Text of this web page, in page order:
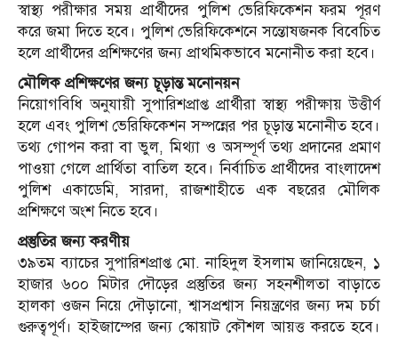
স্বাস্থ্য পরীক্ষার সময় প্রার্থীদের পুলিশ ভেরিফিকেশন ফরম পূরণ
করে জমা দিতে হবে। পুলিশ ভেরিফিকেশনে সন্তোষজনক বিবেচিত
হলে প্রার্থীদের প্রশিক্ষণের জন্য প্রাথমিকভাবে মনোনীত করা হবে।
মৌলিক প্রশিক্ষণের জন্য চূড়ান্ত মনোনয়ন
নিয়োগবিধি অনুযায়ী সুপারিশপ্রাপ্ত প্রার্থীরা স্বাস্থ্য পরীক্ষায় উত্তীর্ণ
হলে এবং পুলিশ ভেরিফিকেশন সম্পন্নের পর চূড়ান্ত মনোনীত হবে।
তথ্য গোপন করা বা ভুল, মিথ্যা ও অসম্পূর্ণ তথ্য প্রদানের প্রমাণ
পাওয়া গেলে প্রার্থিতা বাতিল হবে। নির্বাচিত প্রার্থীদের বাংলাদেশ
পুলিশ একাডেমি, সারদা, রাজশাহীতে এক বছরের মৌলিক
প্রশিক্ষণে অংশ নিতে হবে।
প্রস্তুতির জন্য করণীয়
৩৯তম ব্যাচের সুপারিশপ্রাপ্ত মো. নাহিদুল ইসলাম জানিয়েছেন, ১
হাজার ৬০০ মিটার দৌড়ের প্রস্তুতির জন্য সহনশীলতা বাড়াতে
হালকা ওজন নিয়ে দৌড়ানো, শ্বাসপ্রশ্বাস নিয়ন্ত্রণের জন্য দম চর্চা
গুরুত্বপূর্ণ। হাইজাম্পের জন্য স্কোয়াট কৌশল আয়ত্ত করতে হবে।